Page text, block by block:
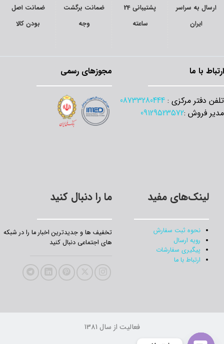
ارسال به سراسر
ایران
پشتیبانی 24
ساعته
ضمانت برگشت
وجه
ضمانت اصل
بودن کالا
ارتباط با ما
تلفن دفتر مرکزی : 08733280444
مدیر فروش :09129523572
مجوزهای رسمی
لینک‌های مفید
نحوه ثبت سفارش
رویه ارسال
پیگیری سفارشات
ارتباط با ما
ما را دنبال کنید
تخفیف‌ ها و جدیدترین‌ اخبار ما را در شبکه
های اجتماعی دنبال کنید
فعالیت از سال 1381